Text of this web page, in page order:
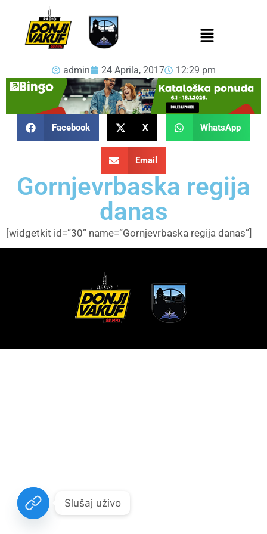
admin 24 Aprila, 2017 12:29 pm
Facebook X WhatsApp
Email
Gornjevrbaska regija
danas
[widgetkit id=”30” name=”Gornjevrbaska regija danas”]
Slušaj uživo